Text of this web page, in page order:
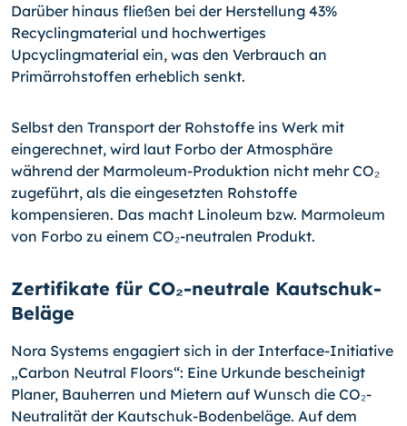
Darüber hinaus fließen bei der Herstellung 43%
Recyclingmaterial und hochwertiges
Upcyclingmaterial ein, was den Verbrauch an
Primärrohstoffen erheblich senkt.
Selbst den Transport der Rohstoffe ins Werk mit
eingerechnet, wird laut Forbo der Atmosphäre
während der Marmoleum-Produktion nicht mehr CO₂
zugeführt, als die eingesetzten Rohstoffe
kompensieren. Das macht Linoleum bzw. Marmoleum
von Forbo zu einem CO₂-neutralen Produkt.
Zertifikate für CO₂-neutrale Kautschuk-
Beläge
Nora Systems engagiert sich in der Interface-Initiative
„Carbon Neutral Floors“: Eine Urkunde bescheinigt
Planer, Bauherren und Mietern auf Wunsch die CO₂-
Neutralität der Kautschuk-Bodenbeläge. Auf dem